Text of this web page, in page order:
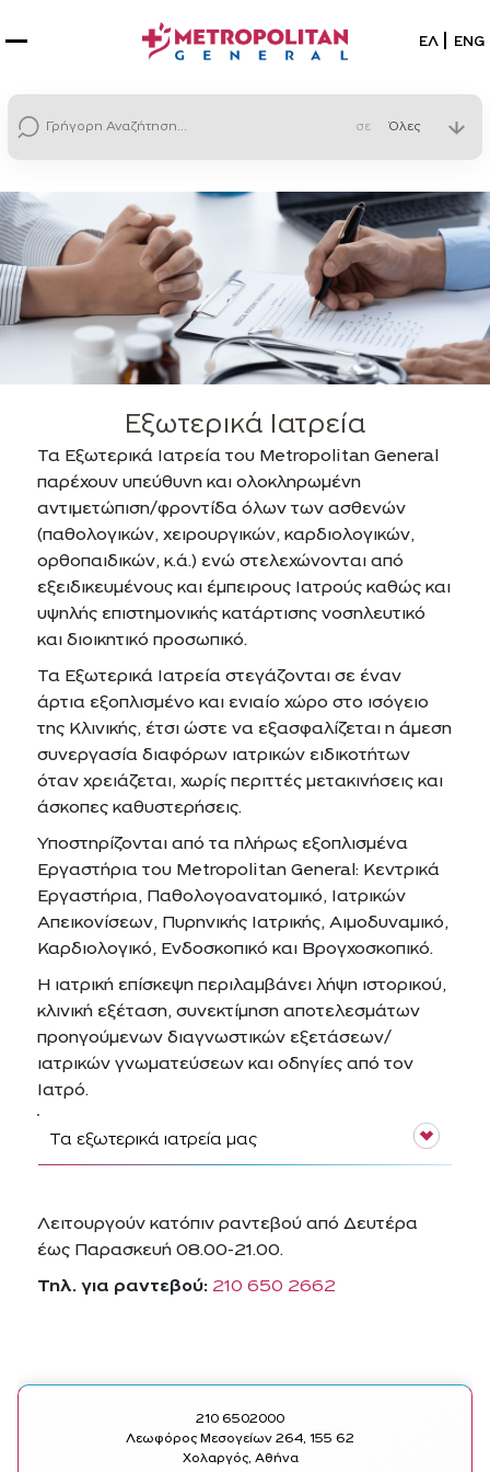
ΕΛ ENG
σε
Εξωτερικά Ιατρεία
Τα Εξωτερικά Ιατρεία του Metropolitan General
παρέχουν υπεύθυνη και ολοκληρωμένη
αντιμετώπιση/φροντίδα όλων των ασθενών
(παθολογικών, χειρουργικών, καρδιολογικών,
ορθοπαιδικών, κ.ά.) ενώ στελεχώνονται από
εξειδικευμένους και έμπειρους Ιατρούς καθώς και
υψηλής επιστημονικής κατάρτισης νοσηλευτικό
και διοικητικό προσωπικό.
Τα Εξωτερικά Ιατρεία στεγάζονται σε έναν
άρτια εξοπλισμένο και ενιαίο χώρο στο ισόγειο
της Κλινικής, έτσι ώστε να εξασφαλίζεται η άμεση
συνεργασία διαφόρων ιατρικών ειδικοτήτων
όταν χρειάζεται, χωρίς περιττές μετακινήσεις και
άσκοπες καθυστερήσεις.
Υποστηρίζονται από τα πλήρως εξοπλισμένα
Εργαστήρια του Metropolitan General: Κεντρικά
Εργαστήρια, Παθολογοανατοµικό, Ιατρικών
Απεικονίσεων, Πυρηνικής Ιατρικής, Αιμοδυναμικό,
Καρδιολογικό, Ενδοσκοπικό και Βρογχοσκοπικό.
Η ιατρική επίσκεψη περιλαμβάνει λήψη ιστορικού,
κλινική εξέταση, συνεκτίμηση αποτελεσμάτων
προηγούμενων διαγνωστικών εξετάσεων/
ιατρικών γνωματεύσεων και οδηγίες από τον
Ιατρό.
Τα εξωτερικά ιατρεία μας
Λειτουργούν κατόπιν ραντεβού από Δευτέρα
έως Παρασκευή 08.00-21.00.
Τηλ. για ραντεβού: 210 650 2662
210 6502000
Λεωφόρος Μεσογείων 264, 155 62
Χολαργός, Αθήνα